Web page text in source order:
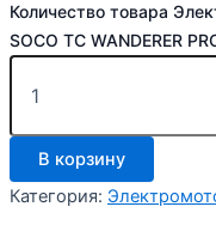
Количество товара
SOCO TC WANDERER
В корзину
Категория: